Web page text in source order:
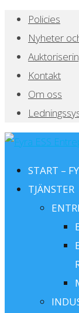
Policies
Nyheter
Kontakt
Om oss
START –
TJÄNSTER